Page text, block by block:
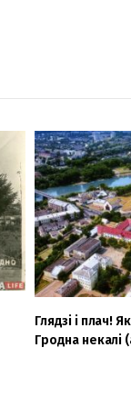
Глядзі і плач!
Гродна некалі